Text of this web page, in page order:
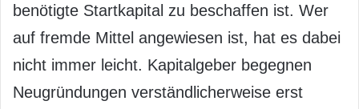
benötigte Startkapital zu beschaffen ist. Wer
auf fremde Mittel angewiesen ist, hat es dabei
nicht immer leicht. Kapitalgeber begegnen
Neugründungen verständlicherweise erst